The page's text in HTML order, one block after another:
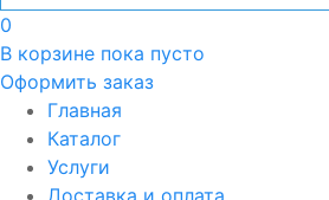
0
В корзине пока пусто
Оформить заказ
Главная
Каталог
Услуги